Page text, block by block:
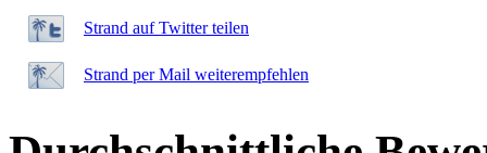
Strand auf Twitter teilen
Strand per Mail weiterempfehlen